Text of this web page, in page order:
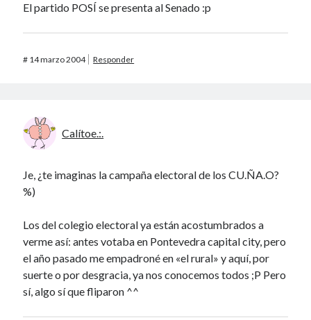
El partido POSÍ se presenta al Senado :p
# 14 marzo 2004 Responder
Calítoe.:.
Je, ¿te imaginas la campaña electoral de los CU.ÑA.O?
%)
Los del colegio electoral ya están acostumbrados a
verme así: antes votaba en Pontevedra capital city, pero
el año pasado me empadroné en «el rural» y aquí, por
suerte o por desgracia, ya nos conocemos todos ;P Pero
sí, algo sí que fliparon ^^